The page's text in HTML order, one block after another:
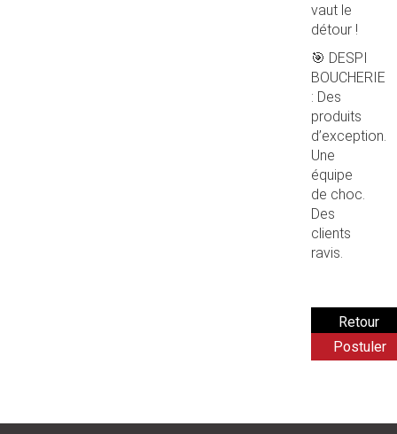
vaut le
détour !
🎯 DESPI
BOUCHERIE
: Des
produits
d’exception.
Une
équipe
de choc.
Des
clients
ravis.
Postuler